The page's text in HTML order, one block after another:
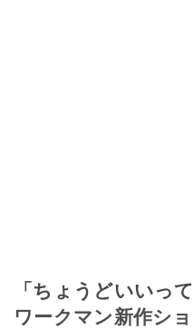
「ちょうどいいっ
ワークマン新作シ